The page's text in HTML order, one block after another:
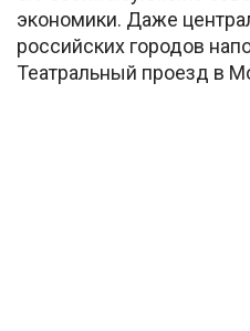
экономики. Даже
российских городов
Театральный проезд в